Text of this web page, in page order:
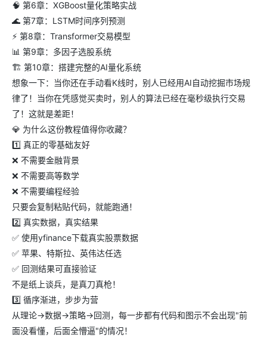
🧠 第6章：XGBoost量化策略实战
🌊 第7章：LSTM时间序列预测
⚡ 第8章：Transformer交易模型
📊 第9章：多因子选股系统
🏗️ 第10章：搭建完整的AI量化系统
想象一下：当你还在手动看K线时，别人已经用AI自动挖掘市场规
律了！当你在凭感觉买卖时，别人的算法已经在毫秒级执行交易
了！这就是差距！
💎 为什么这份教程值得你收藏？
1️⃣ 真正的零基础友好
❌ 不需要金融背景
❌ 不需要高等数学
❌ 不需要编程经验
只要会复制粘贴代码，就能跑通！
2️⃣ 真实数据，真实结果
✅ 使用yfinance下载真实股票数据
✅ 苹果、特斯拉、英伟达任选
✅ 回测结果可直接验证
不是纸上谈兵，是真刀真枪！
3️⃣ 循序渐进，步步为营
从理论→数据→策略→回测，每一步都有代码和图示不会出现"前
面没看懂，后面全懵逼"的情况！